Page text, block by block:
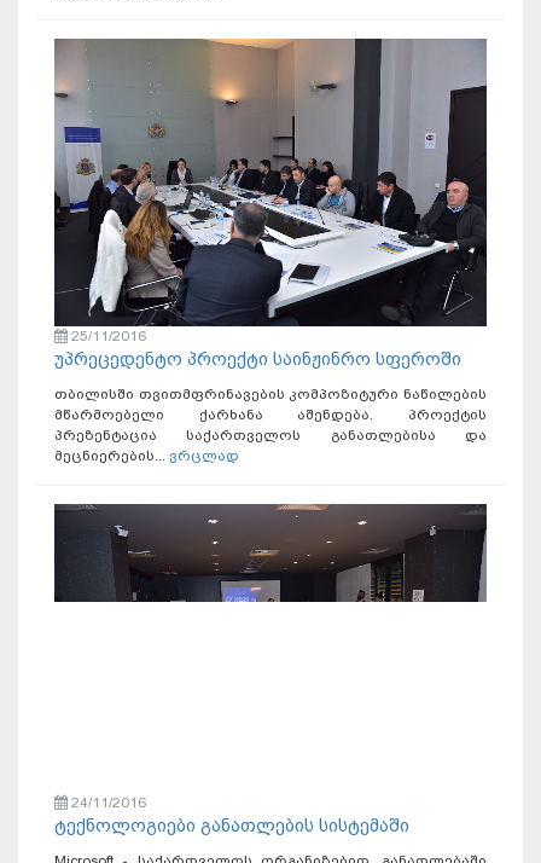
25/11/2016
უპრეცედენტო პროექტი საინჟინრო სფეროში
თბილისში თვითმფრინავების კომპოზიტური ნაწილების
მწარმოებელი ქარხანა აშენდება. პროექტის
პრეზენტაცია საქართველოს განათლებისა და
მეცნიერების... ვრცლად
24/11/2016
ტექნოლოგიები განათლების სისტემაში